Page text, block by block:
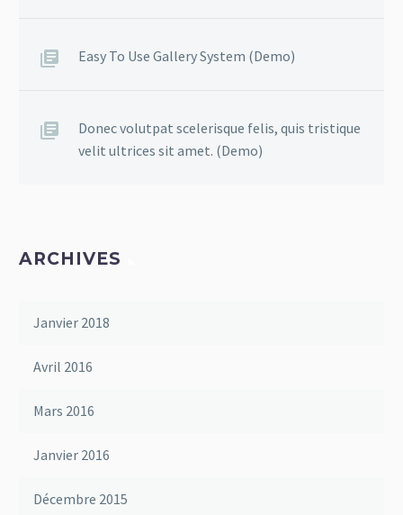
Easy To Use Gallery System (Demo)
Donec volutpat scelerisque felis, quis tristique
velit ultrices sit amet. (Demo)
ARCHIVES
Janvier 2018
Avril 2016
Mars 2016
Janvier 2016
Décembre 2015